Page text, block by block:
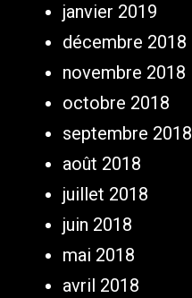
janvier 2019
décembre 2018
novembre 2018
octobre 2018
septembre 2018
août 2018
juillet 2018
juin 2018
mai 2018
avril 2018